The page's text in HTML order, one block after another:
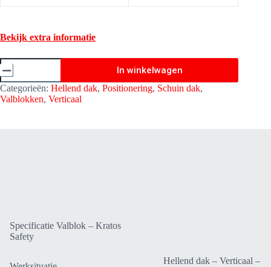
Bekijk extra informatie
Valblok
Helixon
Medium
-
Verticaal
In winkelwagen
Categorieën: Hellend dak, Positionering, Schuin dak,
Valblokken, Verticaal
Specificatie Valblok – Kratos
Safety
Hellend dak – Verticaal –